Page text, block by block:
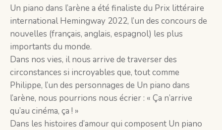
Un piano dans l’arène a été finaliste du Prix littéraire
international Hemingway 2022, l’un des concours de
nouvelles (français, anglais, espagnol) les plus
importants du monde.
Dans nos vies, il nous arrive de traverser des
circonstances si incroyables que, tout comme
Philippe, l’un des personnages de Un piano dans
l’arène, nous pourrions nous écrier : « Ça n’arrive
qu’au cinéma, ça ! »
Dans les histoires d’amour qui composent Un piano